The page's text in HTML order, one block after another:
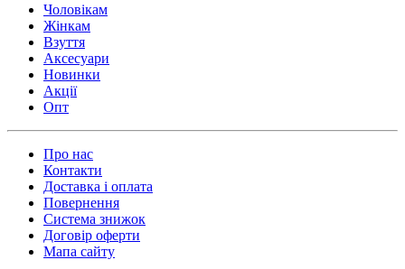
Чоловікам
Жінкам
Взуття
Аксесуари
Новинки
Акції
Опт
Про нас
Контакти
Доставка і оплата
Повернення
Система знижок
Договір оферти
Мапа сайту